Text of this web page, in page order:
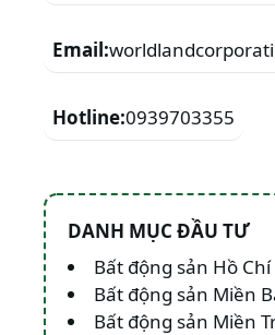
Email:
Hotline:0939703355
DANH MỤC ĐẦU TƯ
Bất động sản Hồ
Bất động sản Miền
Bất động sản Miền